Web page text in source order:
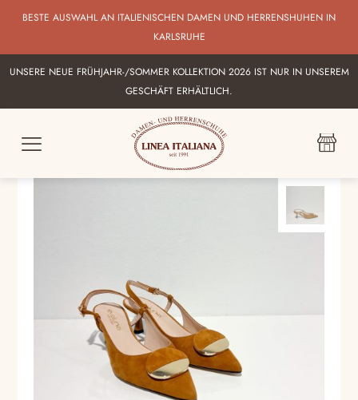
BESTE AUSWAHL AN ITALIENISCHEN DAMEN UND HERRENSHUHEN IN
KARLSRUHE
UNSERE NEUE FRÜHJAHR-/SOMMER KOLLEKTION 2026 IST NUR IN UNSEREM
GESCHÄFT ERHÄLTLICH.